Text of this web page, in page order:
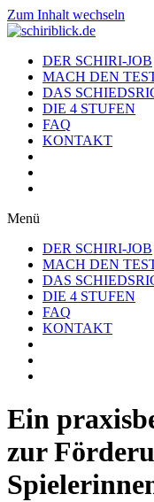
Zum Inhalt wechseln
DER SCHIRI-JOB
MACH DEN
DAS
DIE 4 STUFEN
FAQ
KONTAKT
Menü
DER SCHIRI-JOB
MACH DEN
DAS
DIE 4 STUFEN
FAQ
KONTAKT
Ein
zur